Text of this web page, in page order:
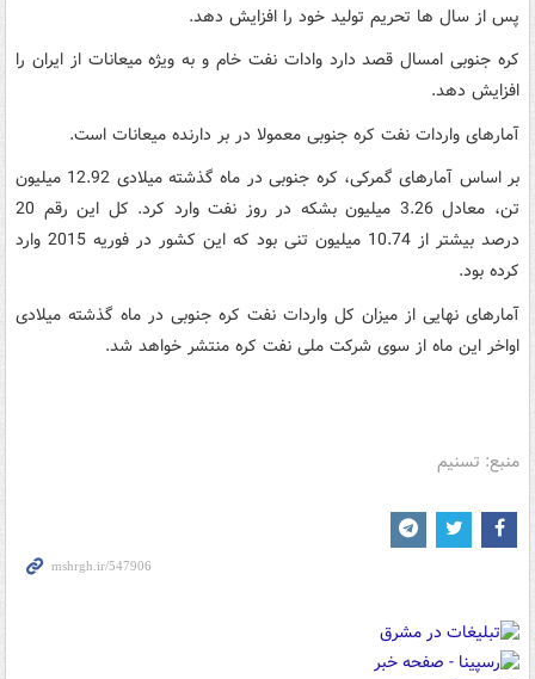
پس از سال ها تحریم تولید خود را افزایش دهد.
کره جنوبی امسال قصد دارد وادات نفت خام و به ویژه میعانات از ایران را
افزایش دهد.
آمارهای واردات نفت کره جنوبی معمولا در بر دارنده میعانات است.
بر اساس آمارهای گمرکی، کره جنوبی در ماه گذشته میلادی 12.92 میلیون
تن، معادل 3.26 میلیون بشکه در روز نفت وارد کرد. کل این رقم 20
درصد بیشتر از 10.74 میلیون تنی بود که این کشور در فوریه 2015 وارد
کرده بود.
آمارهای نهایی از میزان کل واردات نفت کره جنوبی در ماه گذشته میلادی
اواخر این ماه از سوی شرکت ملی نفت کره منتشر خواهد شد.
منبع: تسنیم